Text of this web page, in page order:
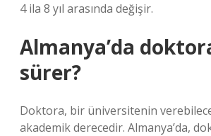
4 ila 8 yıl arasında değişir.
Almanya’da
sürer?
Doktora, bir üniversitenin
akademik derecedir. Almanya’da,